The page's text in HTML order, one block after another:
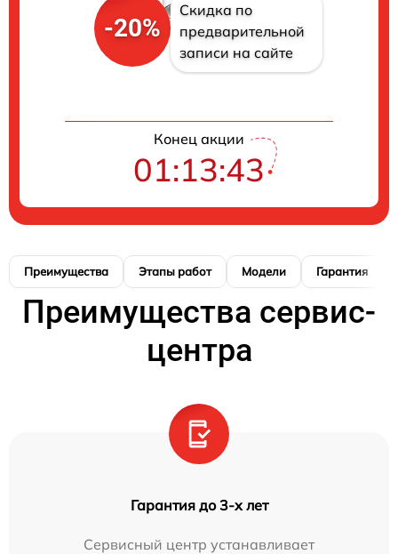
-20%
Скидка по
предварительной
записи на сайте
Конец акции
01:13:42
Преимущества Этапы работ Модели Гарантия
Преимущества сервис-
центра
Гарантия до 3-х лет
Сервисный центр устанавливает